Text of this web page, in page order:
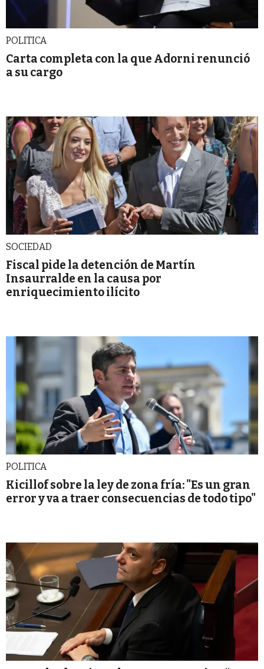
POLITICA
Carta completa con la que Adorni renunció
a su cargo
SOCIEDAD
Fiscal pide la detención de Martín
Insaurralde en la causa por
enriquecimiento ilícito
POLITICA
Kicillof sobre la ley de zona fría: "Es un gran
error y va a traer consecuencias de todo tipo"